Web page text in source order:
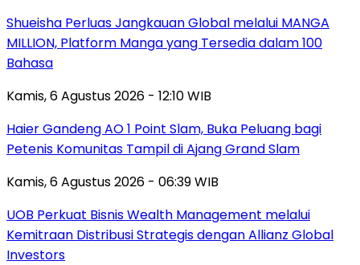
Shueisha Perluas Jangkauan Global melalui MANGA
MILLION, Platform Manga yang Tersedia dalam 100
Bahasa
Kamis, 6 Agustus 2026 - 12:10 WIB
Haier Gandeng AO 1 Point Slam, Buka Peluang bagi
Petenis Komunitas Tampil di Ajang Grand Slam
Kamis, 6 Agustus 2026 - 06:39 WIB
UOB Perkuat Bisnis Wealth Management melalui
Kemitraan Distribusi Strategis dengan Allianz Global
Investors